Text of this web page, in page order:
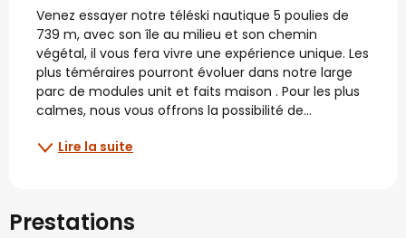
Venez essayer notre téléski nautique 5 poulies de
739 m, avec son île au milieu et son chemin
végétal, il vous fera vivre une expérience unique. Les
plus téméraires pourront évoluer dans notre large
parc de modules unit et faits maison . Pour les plus
calmes, nous vous offrons la possibilité de...
Lire la suite
Prestations